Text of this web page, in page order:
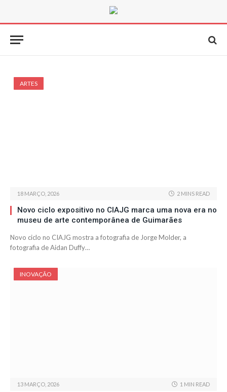
ARTES
18 MARÇO, 2026 2 MINS READ
Novo ciclo expositivo no CIAJG marca uma nova era no
museu de arte contemporânea de Guimarães
Novo ciclo no CIAJG mostra a fotografia de Jorge Molder, a
fotografia de Aidan Duffy…
INOVAÇÃO
13 MARÇO, 2026 1 MIN READ